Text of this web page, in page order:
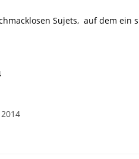
Sujets, auf dem